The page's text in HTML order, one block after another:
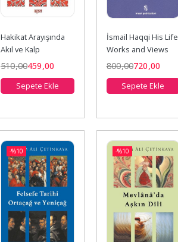
Hakikat Arayışında
Akıl ve Kalp
510,00459,00
Sepete Ekle
İsmail Haqqi His Life
Works and Views
800,00720,00
Sepete Ekle
-%10 -%10